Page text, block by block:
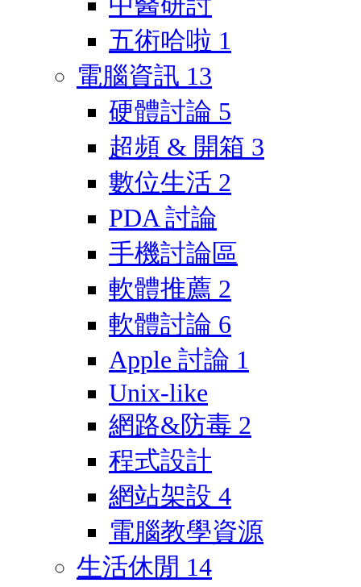
五術哈啦 1
電腦資訊 13
硬體討論 5
超頻 & 開箱 3
數位生活 2
PDA 討論
手機討論區
軟體推薦 2
軟體討論 6
Apple 討論 1
Unix-like
網路&防毒 2
程式設計
網站架設 4
電腦教學資源
生活休閒 14